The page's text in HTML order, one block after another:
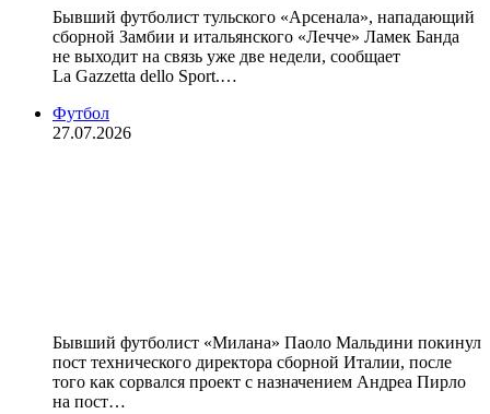
Бывший футболист тульского «Арсенала», нападающий
сборной Замбии и итальянского «Лечче» Ламек Банда
не выходит на связь уже две недели, сообщает
La Gazzetta dello Sport.…
Футбол
27.07.2026
Бывший футболист «Милана» Паоло Мальдини покинул
пост технического директора сборной Италии, после
того как сорвался проект с назначением Андреа Пирло
на пост…